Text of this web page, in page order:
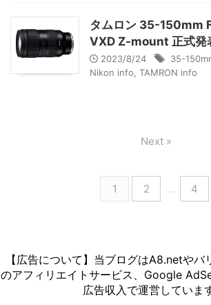
タムロン 35-150mm
VXD Z-mount 正式発
2023/8/24 35-
Nikon info TAMRON info
1 2 … 4
Next »
【広告について】当ブログはA8.netやバ
のアフィリエイトサービス、Google
広告収入で運営していま